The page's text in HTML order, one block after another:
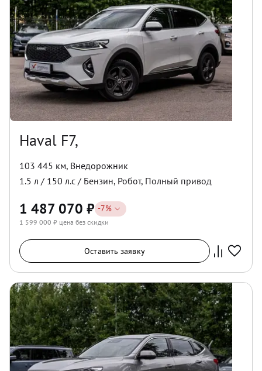
Haval F7,
103 445 км, Внедорожник
1.5 л / 150 л.с / Бензин, Робот, Полный привод
1 487 070 ₽ -7%
1 599 000 ₽ цена без скидки
Оставить заявку